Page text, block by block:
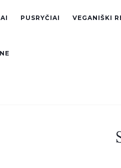
PUSRYČIAI VEGANIŠKI